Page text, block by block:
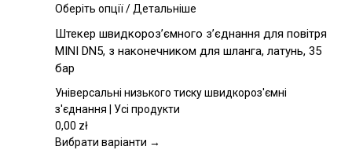
Оберіть опціїЦей
має
кілька
Параметри
можна
на
/Детальніше
Штекер швидкороз’ємного з’єднання для повітря
MINI DN5, з наконечником для шланга, латунь, 35
бар
Універсальні низького тиску швидкороз'ємні
з'єднання | Усі продукти
0,00 zł
Вибрати варіанти →